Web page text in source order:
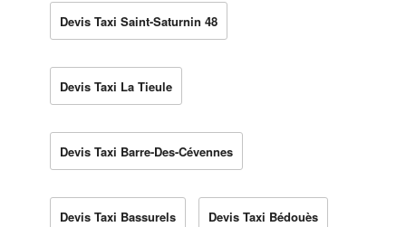
Devis Taxi Saint-Saturnin 48
Devis Taxi La Tieule
Devis Taxi Barre-Des-Cévennes
Devis Taxi Bassurels Devis Taxi Bédouès